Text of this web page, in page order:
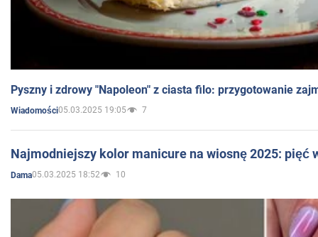
Pyszny i zdrowy "Napoleon" z ciasta filo: przygotowanie
Wiadomości05.03.2025 19:05 7
Najmodniejszy kolor manicure na wiosnę 2025: pięć
Dama05.03.2025 18:52 10